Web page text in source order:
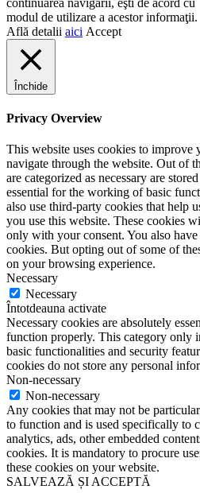
modul de utilizare a acestor informaţii.
Află detalii aici Accept
Închide
Privacy Overview
This website uses cookies to improve
navigate through the website. Out of
are categorized as necessary are
essential for the working of basic
also use third-party cookies that help
you use this website. These cookies
only with your consent. You also
cookies. But opting out of some of
on your browsing experience.
Necessary
Necessary
Întotdeauna activate
Necessary cookies are absolutely
function properly. This category only
basic functionalities and security
cookies do not store any personal
Non-necessary
Non-necessary
Any cookies that may not be
to function and is used specifically to
analytics, ads, other embedded
cookies. It is mandatory to procure
these cookies on your website.
SALVEAZĂ ȘI ACCEPTĂ